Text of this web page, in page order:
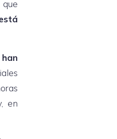
que
han
en